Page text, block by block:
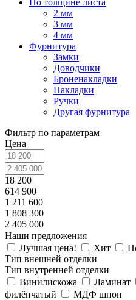
2 мм
3 мм
4 мм
Фурнитура
Замки
Доводчики
Броненакладки
Накладки
Ручки
Другая фурнитура
Фильтр по параметрам
Цена
18 200
614 900
1 211 600
1 808 300
2 405 000
Наши предложения
Лучшая цена!
Хит
Тип внешней отделки
Тип внутренней отделки
Винилискожа
Ламинат
филёнчатый
МДФ шпон